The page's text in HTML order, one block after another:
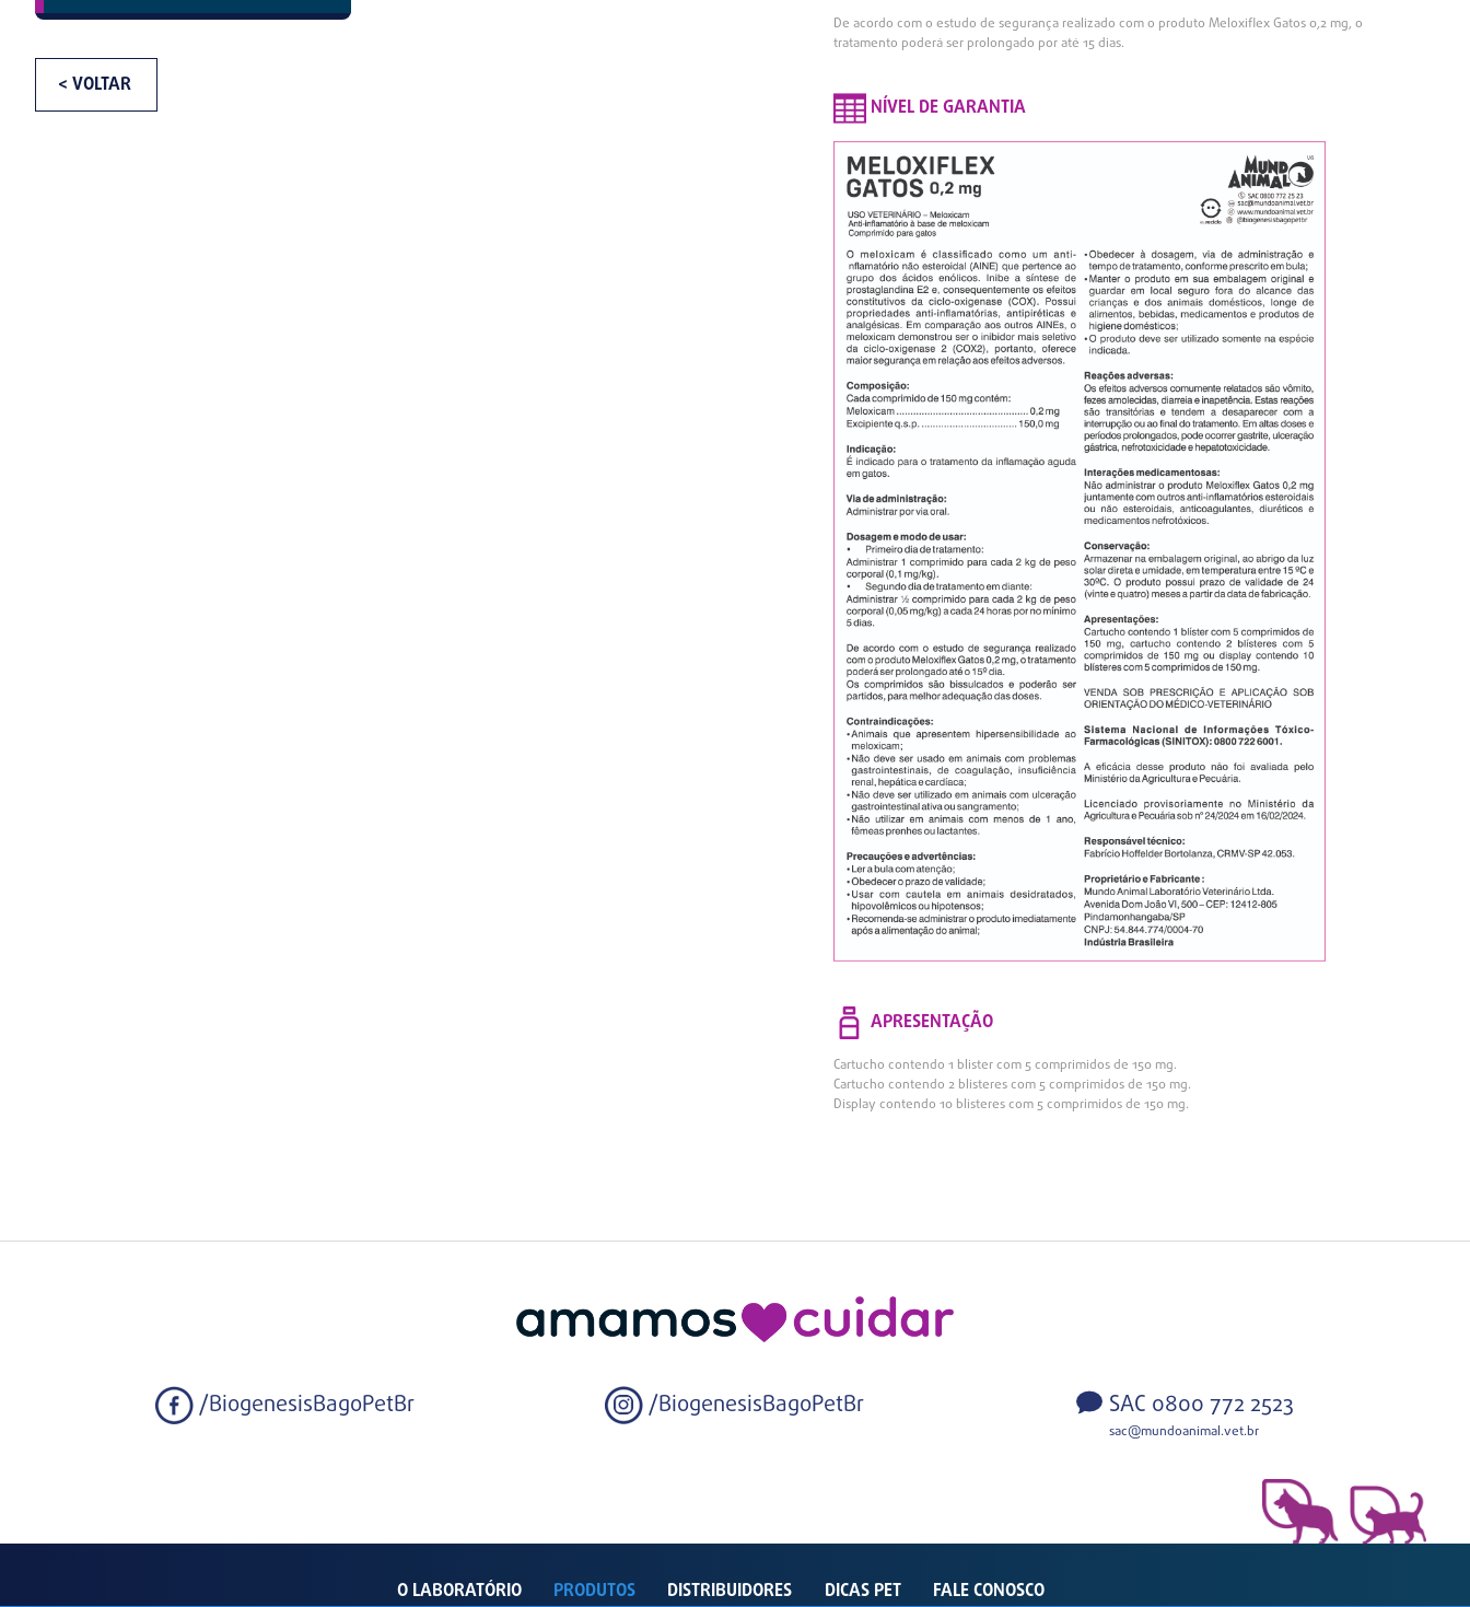
< VOLTAR
De acordo com o estudo de segurança realizado com o produto Meloxiflex Gatos 0,2 mg, o
tratamento poderá ser prolongado por até 15 dias.
NÍVEL DE GARANTIA
APRESENTAÇÃO
Cartucho contendo 1 blister com 5 comprimidos de 150 mg.
Cartucho contendo 2 blisteres com 5 comprimidos de 150 mg.
Display contendo 10 blisteres com 5 comprimidos de 150 mg.
/BiogenesisBagoPetBr /BiogenesisBagoPetBr SAC 0800 772 2523
sac@mundoanimal.vet.br
O LABORATÓRIO PRODUTOS DISTRIBUIDORES DICAS PET FALE CONOSCO